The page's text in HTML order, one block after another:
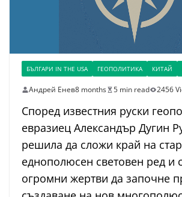
БЪЛГАРИ IN THE USA ГЕОПОЛИТИКА КИТАЙ
Андрей Енев8 months 5 min read 2456
Според известния руски
евразиец Александър Дугин
решила да сложи край на
еднополюсен световен ред и
огромни жертви да започне